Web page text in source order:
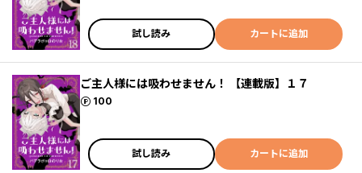
試し読み カートに追加
ご主人様には吸わせません！ 【連載版】１７
100
ポイント
試し読み カートに追加